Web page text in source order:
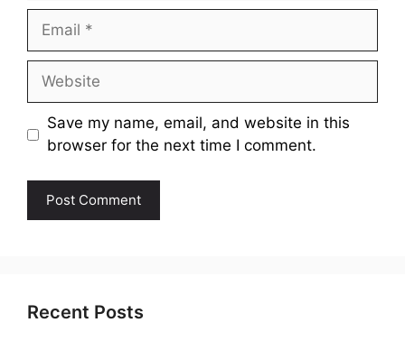
Email
Website
Save my name, email, and website in this
browser for the next time I comment.
Recent Posts